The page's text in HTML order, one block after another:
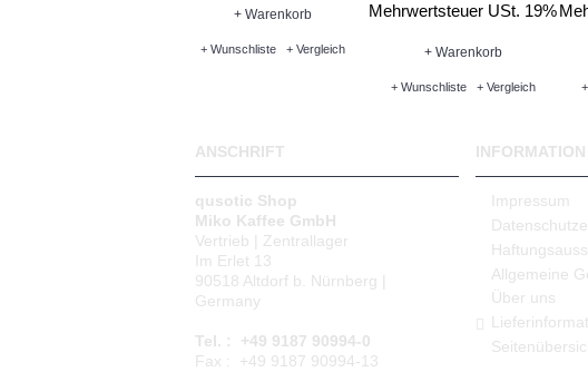
+ Warenkorb
+ Wunschliste + Vergleich
Mehrwertsteuer USt. 19%
+ Warenkorb
+ Wunschliste + Vergleich
ANSCHRIFT
qusotic Shop
Miko Kaffee GmbH
Vertrieb | Zentrallager
Im Erlet 13
90518 Altdorf b. Nürnberg |
Germany
Tel. : +49 9187 90994-0
Fax : +49 9187 90994-13
INFORMATION
Impressum
Allgemeine
Über uns